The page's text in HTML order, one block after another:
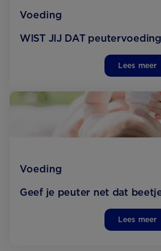
Voeding
WIST JIJ DAT peutervoeding
Lees meer
Voeding
Geef je peuter net dat
Lees meer